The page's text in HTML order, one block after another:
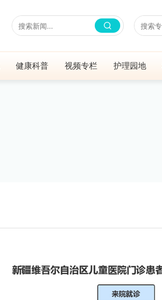
健康科普 视频专栏 护理园地